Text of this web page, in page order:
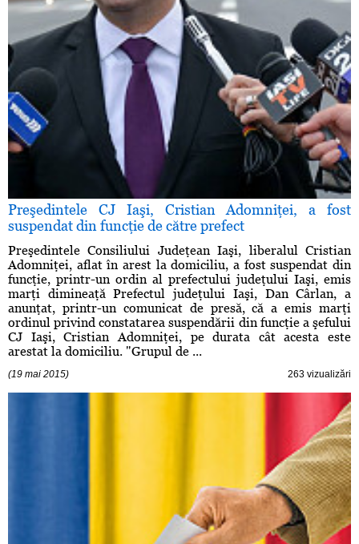
Preşedintele CJ Iaşi, Cristian Adomniţei, a fost
suspendat din funcţie de către prefect
Preşedintele Consiliului Judeţean Iaşi, liberalul Cristian
Adomniţei, aflat în arest la domiciliu, a fost suspendat din
funcţie, printr-un ordin al prefectului judeţului Iaşi, emis
marţi dimineaţă Prefectul judeţului Iaşi, Dan Cârlan, a
anunţat, printr-un comunicat de presă, că a emis marţi
ordinul privind constatarea suspendării din funcţie a şefului
CJ Iaşi, Cristian Adomniţei, pe durata cât acesta este
arestat la domiciliu. "Grupul de ...
(19 mai 2015) 263 vizualizări